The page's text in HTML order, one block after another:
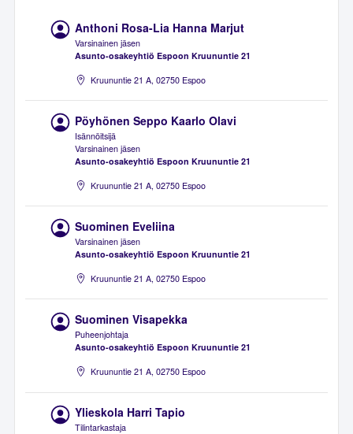
Anthoni Rosa-Lia Hanna Marjut
Varsinainen jäsen
Asunto-osakeyhtiö Espoon Kruununtie 21
Kruununtie 21 A, 02750 Espoo
Pöyhönen Seppo Kaarlo Olavi
Isännöitsijä
Varsinainen jäsen
Asunto-osakeyhtiö Espoon Kruununtie 21
Kruununtie 21 A, 02750 Espoo
Suominen Eveliina
Varsinainen jäsen
Asunto-osakeyhtiö Espoon Kruununtie 21
Kruununtie 21 A, 02750 Espoo
Suominen Visapekka
Puheenjohtaja
Asunto-osakeyhtiö Espoon Kruununtie 21
Kruununtie 21 A, 02750 Espoo
Ylieskola Harri Tapio
Tilintarkastaja